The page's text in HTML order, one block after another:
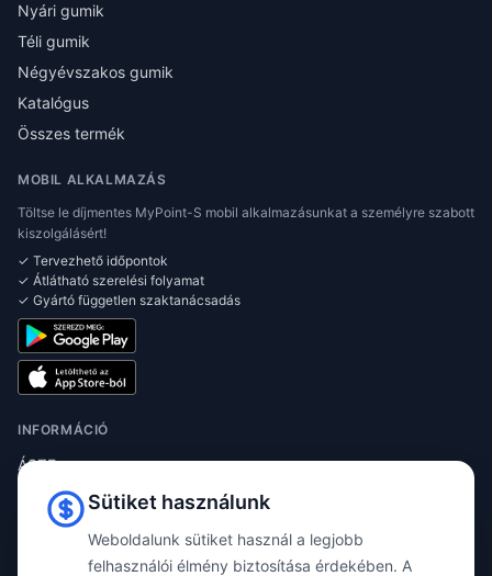
Nyári gumik
Téli gumik
Négyévszakos gumik
Katalógus
Összes termék
MOBIL ALKALMAZÁS
Töltse le díjmentes MyPoint-S mobil alkalmazásunkat a személyre szabott
kiszolgálásért!
✓ Tervezhető időpontok
✓ Átlátható szerelési folyamat
✓ Gyártó független szaktanácsadás
INFORMÁCIÓ
ÁSZF
Szállítás
Online elállási nyilatkozat
Adatvédelem
Sütiket használunk
Weboldalunk sütiket használ a legjobb
felhasználói élmény biztosítása érdekében. A